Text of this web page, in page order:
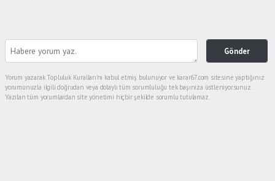
Gönder
Yorum yazarak Topluluk Kuralları’nı kabul etmiş bulunuyor ve karar67.com sitesine yaptığınız
yorumunuzla ilgili doğrudan veya dolaylı tüm sorumluluğu tek başınıza üstleniyorsunuz.
Yazılan tüm yorumlardan site yönetimi hiçbir şekilde sorumlu tutulamaz.